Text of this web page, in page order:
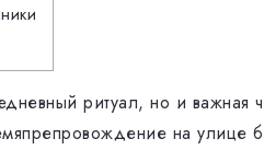
ритуал, но и важная
на